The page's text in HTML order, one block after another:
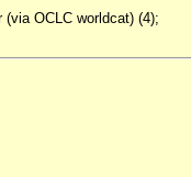
OCLC worldcat) (4);